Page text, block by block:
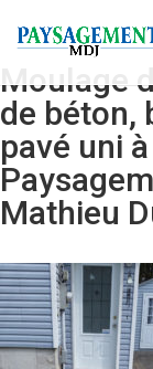
Moulage
de béton,
pavé uni
Mathieu